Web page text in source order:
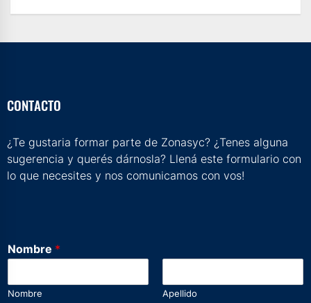
CONTACTO
¿Te gustaria formar parte de Zonasyc? ¿Tenes alguna
sugerencia y querés dárnosla? Llená este formulario con
lo que necesites y nos comunicamos con vos!
Nombre *
Nombre Apellido